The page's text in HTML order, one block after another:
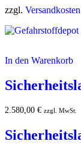
zzgl. Versandkosten
In den Warenkorb
2.580,00 € zzgl. MwSt.